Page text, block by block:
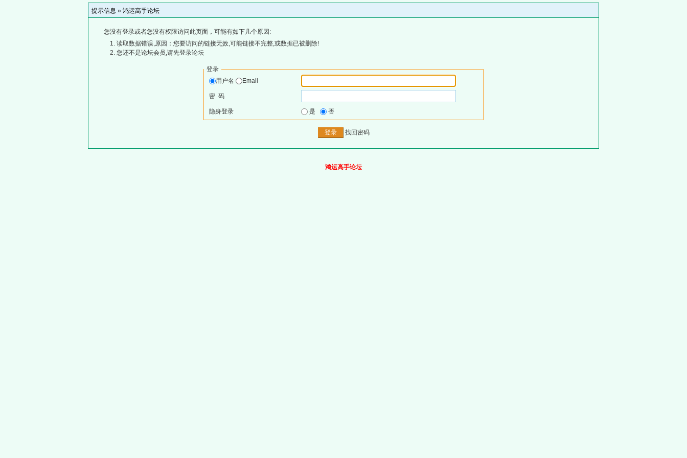
提示信息 » 鸿运高手论坛
您没有登录或者您没有权限访问此页面，可能有如下几个原因:
读取数据错误,原因：您要访问的链接无效,可能链接不完整,或数据已被删除!
您还不是论坛会员,请先登录论坛
登录
用户名
Email
密 码
隐身登录 是 否
找回密码
鸿运高手论坛